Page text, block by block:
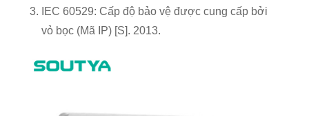
IEC 60529: Cấp độ bảo vệ được cung cấp bởi
vỏ bọc (Mã IP) [S]. 2013.